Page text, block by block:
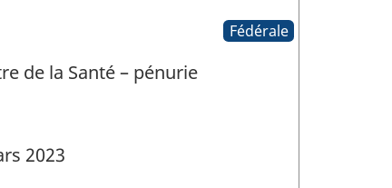
Fédérale
de la Santé – pénurie
2023